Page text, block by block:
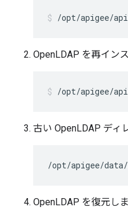
/opt/apigee/
OpenLDAP を再イン
/opt/apigee/
古い OpenLDAP ディ
/opt/apigee/
OpenLDAP を復元しま